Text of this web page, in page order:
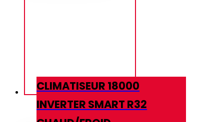
CLIMATISEUR 18000
INVERTER SMART R32